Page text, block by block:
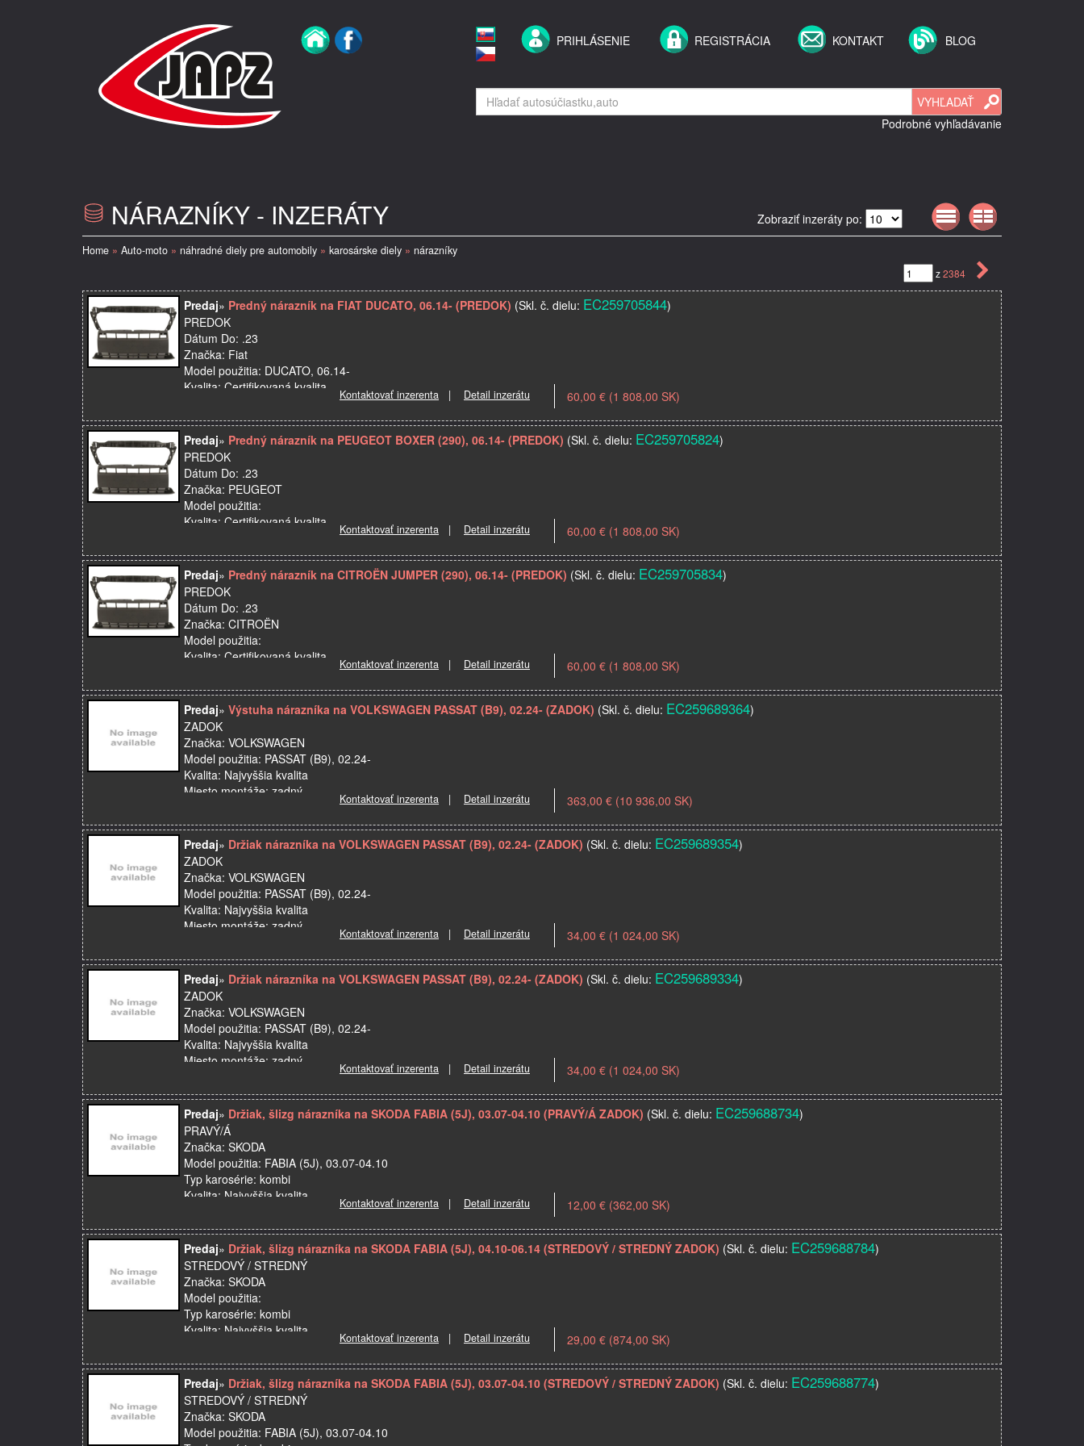
PRIHLÁSENIE REGISTRÁCIA KONTAKT BLOG
Podrobné vyhľadávanie
NÁRAZNÍKY - INZERÁTY Zobraziť inzeráty po:
Home » Auto-moto » náhradné diely pre automobily » karosárske diely » nárazníky
z2384
Predaj» Predný nárazník na FIAT DUCATO, 06.14- (PREDOK) (Skl. č. dielu: EC259705844)
PREDOK
Dátum Do: .23
Značka: Fiat
Model použitia: DUCATO, 06.14-
Kvalita: Certifikovaná kvalita
Názov dielu: Predný nárazník
OE: 163729…
Kontaktovať inzerenta | Detail inzerátu 60,00 € (1 808,00 SK)
Predaj» Predný nárazník na PEUGEOT BOXER (290), 06.14- (PREDOK) (Skl. č. dielu: EC259705824)
PREDOK
Dátum Do: .23
Značka: PEUGEOT
Model použitia:
Kvalita: Certifikovaná kvalita
Názov dielu: Predný nárazník
OE: 1637293680;735684…
Kontaktovať inzerenta | Detail inzerátu 60,00 € (1 808,00 SK)
Predaj» Predný nárazník na CITROËN JUMPER (290), 06.14- (PREDOK) (Skl. č. dielu: EC259705834)
PREDOK
Dátum Do: .23
Značka: CITROËN
Model použitia:
Kvalita: Certifikovaná kvalita
Názov dielu: Predný nárazník
OE: 1637293680;735684…
Kontaktovať inzerenta | Detail inzerátu 60,00 € (1 808,00 SK)
Predaj» Výstuha nárazníka na VOLKSWAGEN PASSAT (B9), 02.24- (ZADOK) (Skl. č. dielu: EC259689364)
ZADOK
Značka: VOLKSWAGEN
Model použitia: PASSAT (B9), 02.24-
Kvalita: Najvyššia kvalita
Miesto montáže: zadný
Názov dielu: Výstuha nárazníka
OE:
Výrobca: OE
Kontaktovať inzerenta | Detail inzerátu 363,00 € (10 936,00 SK)
Predaj» Držiak nárazníka na VOLKSWAGEN PASSAT (B9), 02.24- (ZADOK) (Skl. č. dielu: EC259689354)
ZADOK
Značka: VOLKSWAGEN
Model použitia: PASSAT (B9), 02.24-
Kvalita: Najvyššia kvalita
Miesto montáže: zadný
OE:
Výrobca: OE
Kontaktovať inzerenta | Detail inzerátu 34,00 € (1 024,00 SK)
Predaj» Držiak nárazníka na VOLKSWAGEN PASSAT (B9), 02.24- (ZADOK) (Skl. č. dielu: EC259689334)
ZADOK
Značka: VOLKSWAGEN
Model použitia: PASSAT (B9), 02.24-
Kvalita: Najvyššia kvalita
Miesto montáže: zadný
OE:
Výrobca: OE
Kontaktovať inzerenta | Detail inzerátu 34,00 € (1 024,00 SK)
Predaj» Držiak, šlizg nárazníka na SKODA FABIA (5J), 03.07-04.10 (PRAVÝ/Á ZADOK) (Skl. č. dielu: EC259688734)
PRAVÝ/Á
Značka: SKODA
Model použitia: FABIA (5J), 03.07-04.10
Typ karosérie: kombi
Kvalita: Najvyššia kvalita
Názov dielu: Držiak, šlizg ná…
Kontaktovať inzerenta | Detail inzerátu 12,00 € (362,00 SK)
Predaj» Držiak, šlizg nárazníka na SKODA FABIA (5J), 04.10-06.14 (STREDOVÝ / STREDNÝ ZADOK) (Skl. č. dielu: EC259688784)
STREDOVÝ / STREDNÝ
Značka: SKODA
Model použitia:
Typ karosérie: kombi
Kvalita: Najvyššia kvalita
Názov dielu: Držiak, šlizg nárazníka
O…
Kontaktovať inzerenta | Detail inzerátu 29,00 € (874,00 SK)
Predaj» Držiak, šlizg nárazníka na SKODA FABIA (5J), 03.07-04.10 (STREDOVÝ / STREDNÝ ZADOK) (Skl. č. dielu: EC259688774)
STREDOVÝ / STREDNÝ
Značka: SKODA
Model použitia: FABIA (5J), 03.07-04.10